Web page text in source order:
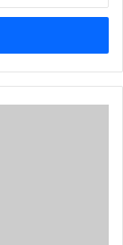
خ
ب
ر